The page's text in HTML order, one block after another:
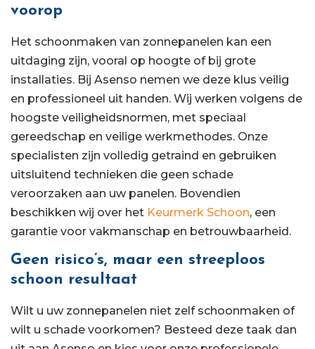
voorop
Het schoonmaken van zonnepanelen kan een
uitdaging zijn, vooral op hoogte of bij grote
installaties. Bij Asenso nemen we deze klus veilig
en professioneel uit handen. Wij werken volgens de
hoogste veiligheidsnormen, met speciaal
gereedschap en veilige werkmethodes. Onze
specialisten zijn volledig getraind en gebruiken
uitsluitend technieken die geen schade
veroorzaken aan uw panelen. Bovendien
beschikken wij over het Keurmerk Schoon, een
garantie voor vakmanschap en betrouwbaarheid.
Geen risico’s, maar een streeploos
schoon resultaat
Wilt u uw zonnepanelen niet zelf schoonmaken of
wilt u schade voorkomen? Besteed deze taak dan